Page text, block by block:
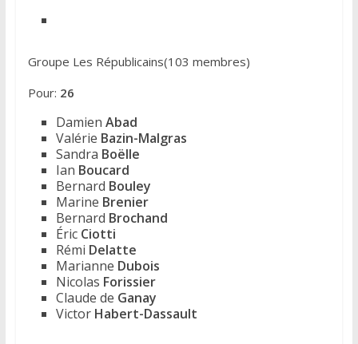
Groupe Les Républicains(103 membres)
Pour: 26
Damien Abad
Valérie Bazin-Malgras
Sandra Boëlle
Ian Boucard
Bernard Bouley
Marine Brenier
Bernard Brochand
Éric Ciotti
Rémi Delatte
Marianne Dubois
Nicolas Forissier
Claude de Ganay
Victor Habert-Dassault